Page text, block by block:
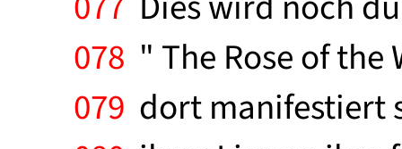
078 " The Rose of
079 dort manifestiert